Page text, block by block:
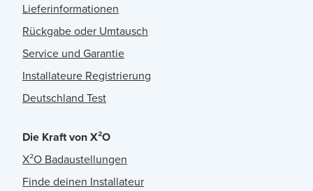
Lieferinformationen
Rückgabe oder Umtausch
Service und Garantie
Installateure Registrierung
Deutschland Test
Die Kraft von X²O
X²O Badaustellungen
Finde deinen Installateur